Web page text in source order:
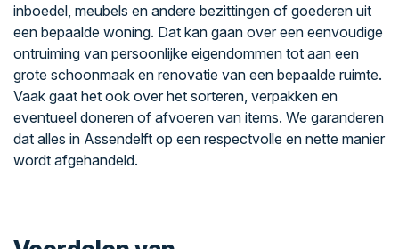
inboedel, meubels en andere bezittingen of goederen uit
een bepaalde woning. Dat kan gaan over een eenvoudige
ontruiming van persoonlijke eigendommen tot aan een
grote schoonmaak en renovatie van een bepaalde ruimte.
Vaak gaat het ook over het sorteren, verpakken en
eventueel doneren of afvoeren van items. We garanderen
dat alles in Assendelft op een respectvolle en nette manier
wordt afgehandeld.